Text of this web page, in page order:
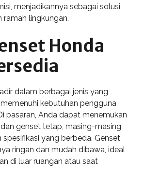
menjadikannya sebagai solusi
ramah lingkungan.
Honda
dalam berbagai jenis yang
kebutuhan pengguna
pasaran, Anda dapat menemukan
genset tetap, masing-masing
spesifikasi yang berbeda. Genset
ringan dan mudah dibawa, ideal
di luar ruangan atau saat